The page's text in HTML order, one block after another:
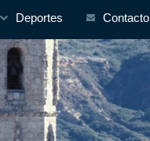
Deportes Contacto